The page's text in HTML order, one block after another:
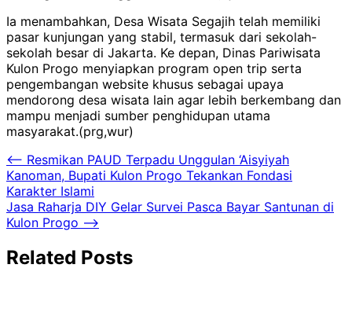
Ia menambahkan, Desa Wisata Segajih telah memiliki
pasar kunjungan yang stabil, termasuk dari sekolah-
sekolah besar di Jakarta. Ke depan, Dinas Pariwisata
Kulon Progo menyiapkan program open trip serta
pengembangan website khusus sebagai upaya
mendorong desa wisata lain agar lebih berkembang dan
mampu menjadi sumber penghidupan utama
masyarakat.(prg,wur)
Navigasi
pos
⟵ Resmikan PAUD Terpadu Unggulan ‘Aisyiyah
Kanoman, Bupati Kulon Progo Tekankan Fondasi
Karakter Islami
Jasa Raharja DIY Gelar Survei Pasca Bayar Santunan di
Kulon Progo ⟶
Related Posts